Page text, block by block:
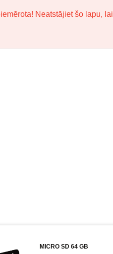
Neatstājiet šo lapu, lai
MICRO SD 64 GB